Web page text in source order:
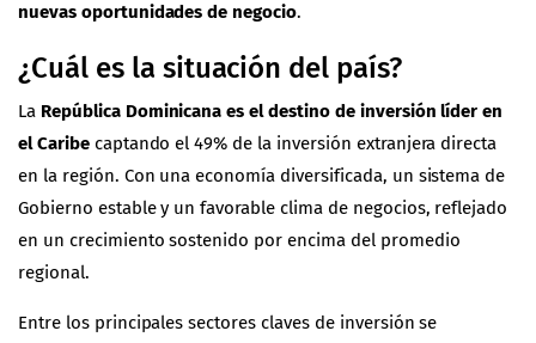
nuevas oportunidades de negocio.
¿Cuál es la situación del país?
La República Dominicana es el destino de inversión líder en
el Caribecaptando el 49% de la inversión extranjera directa
en la región. Con una economía diversificada, un sistema de
Gobierno estable y un favorable clima de negocios, reflejado
en un crecimiento sostenido por encima del promedio
regional.
Entre los principales sectores claves de inversión se